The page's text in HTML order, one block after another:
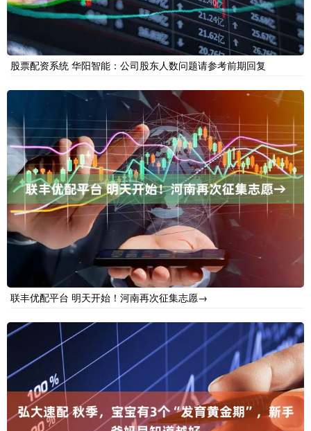
股票配资系统 华阳智能：公司股东人数问题请参考前期回复
联丰优配平台 明天开始！河南再次征集志愿→